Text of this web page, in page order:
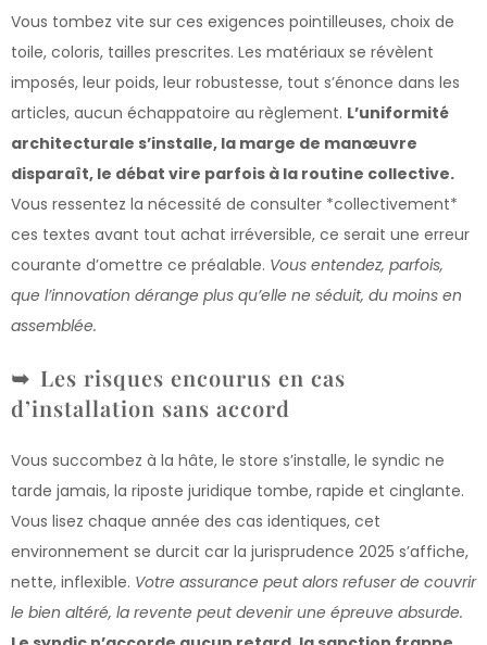
Vous tombez vite sur ces exigences pointilleuses, choix de
toile, coloris, tailles prescrites. Les matériaux se révèlent
imposés, leur poids, leur robustesse, tout s’énonce dans les
articles, aucun échappatoire au règlement. L’uniformité
architecturale s’installe, la marge de manœuvre
disparaît, le débat vire parfois à la routine collective.
Vous ressentez la nécessité de consulter *collectivement*
ces textes avant tout achat irréversible, ce serait une erreur
courante d’omettre ce préalable. Vous entendez, parfois,
que l’innovation dérange plus qu’elle ne séduit, du moins en
assemblée.
Les risques encourus en cas
d’installation sans accord
Vous succombez à la hâte, le store s’installe, le syndic ne
tarde jamais, la riposte juridique tombe, rapide et cinglante.
Vous lisez chaque année des cas identiques, cet
environnement se durcit car la jurisprudence 2025 s’affiche,
nette, inflexible. Votre assurance peut alors refuser de couvrir
le bien altéré, la revente peut devenir une épreuve absurde.